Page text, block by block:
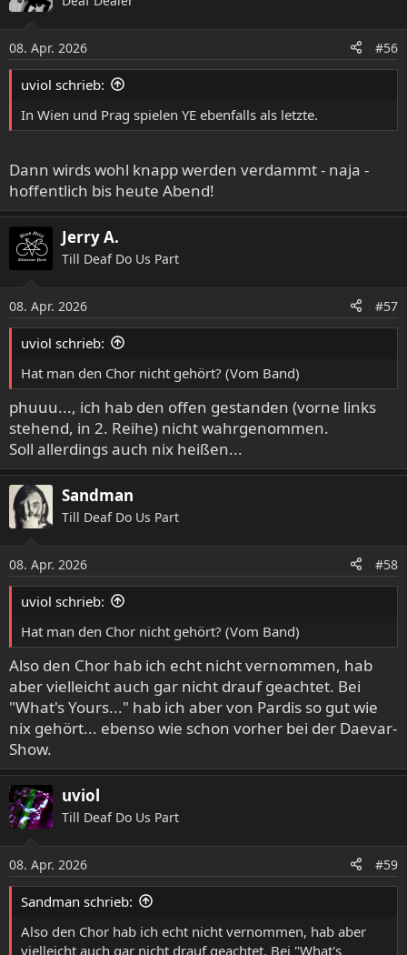
t
n
e
n
08. Apr. 2026 #56
uviol schrieb:
In Wien und Prag spielen YE ebenfalls als letzte.
Dann wirds wohl knapp werden verdammt - naja -
hoffentlich bis heute Abend!
Jerry A.
Till Deaf Do Us Part
08. Apr. 2026 #57
uviol schrieb:
Hat man den Chor nicht gehört? (Vom Band)
phuuu..., ich hab den offen gestanden (vorne links
stehend, in 2. Reihe) nicht wahrgenommen.
Soll allerdings auch nix heißen...
Sandman
Till Deaf Do Us Part
08. Apr. 2026 #58
uviol schrieb:
Hat man den Chor nicht gehört? (Vom Band)
Also den Chor hab ich echt nicht vernommen, hab
aber vielleicht auch gar nicht drauf geachtet. Bei
"What's Yours..." hab ich aber von Pardis so gut wie
nix gehört... ebenso wie schon vorher bei der Daevar-
Show.
uviol
Till Deaf Do Us Part
08. Apr. 2026 #59
Sandman schrieb:
Also den Chor hab ich echt nicht vernommen, hab aber
vielleicht auch gar nicht drauf geachtet. Bei "What's